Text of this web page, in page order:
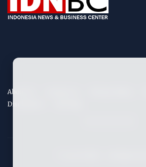
About Us
Disclaimers